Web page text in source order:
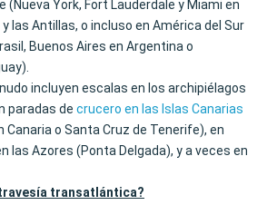
(Nueva York, Fort Lauderdale y Miami en
y las Antillas, o incluso en América del Sur
Buenos Aires en Argentina o
incluyen escalas en los archipiélagos
paradas de crucero en las Islas Canarias
Canaria o Santa Cruz de Tenerife), en
las Azores (Ponta Delgada), y a veces en
transatlántica?